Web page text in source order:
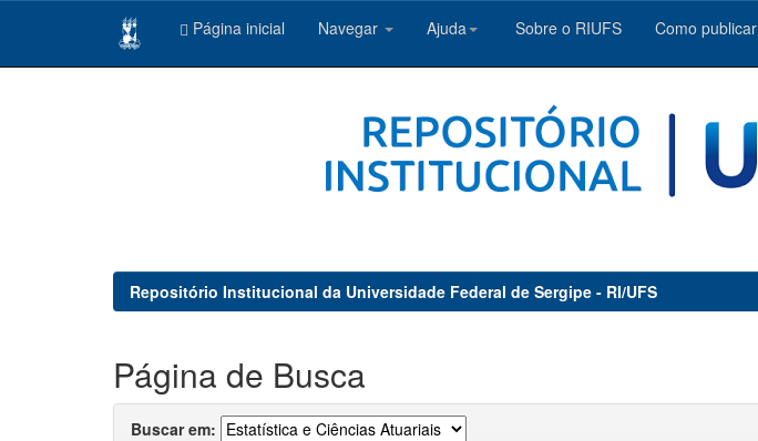
Página inicial Navegar Ajuda Sobre o RIUFS Como publicar
Repositório Institucional da Universidade Federal de Sergipe - RI/UFS
Página de Busca
Buscar em: